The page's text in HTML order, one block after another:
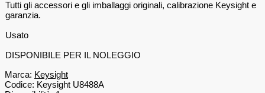
Tutti gli accessori e gli imballaggi originali, calibrazione Keysight e
garanzia.
Usato
DISPONIBILE PER IL NOLEGGIO
Marca: Keysight
Codice: Keysight U8488A